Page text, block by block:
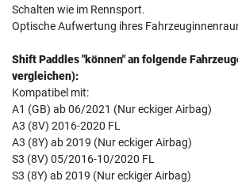
Schalten wie im Rennsport.
Optische Aufwertung ihres
Shift Paddles "können" an folgende
vergleichen):
Kompatibel mit:
A1 (GB) ab 06/2021 (Nur eckiger Airbag)
A3 (8V) 2016-2020 FL
A3 (8Y) ab 2019 (Nur eckiger Airbag)
S3 (8V) 05/2016-10/2020 FL
S3 (8Y) ab 2019 (Nur eckiger Airbag)